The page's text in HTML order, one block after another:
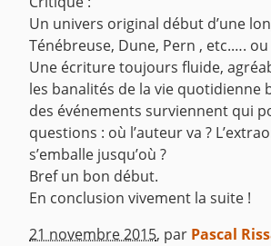
Un univers original début d’une
Ténébreuse, Dune, Pern , etc.….
Une écriture toujours fluide,
les banalités de la vie quotidienne
des événements surviennent qui
questions : où l’auteur va ?
s’emballe jusqu’où ?
Bref un bon début.
En conclusion vivement la suite !
^
21 novembre 2015, par Pascal